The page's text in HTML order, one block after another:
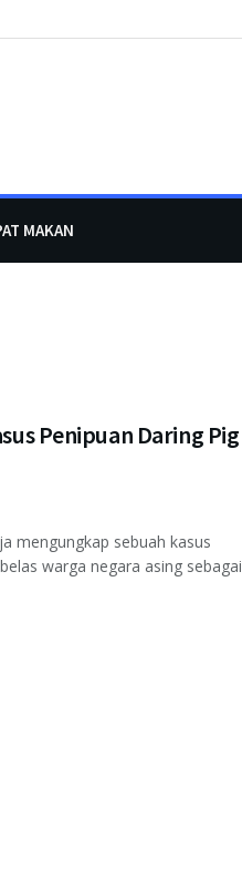
MAKAN
Penipuan Daring Pig
mengungkap sebuah kasus
warga negara asing sebagai